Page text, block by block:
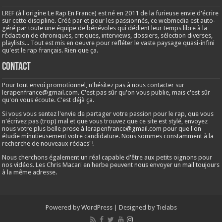
LREF (à l'origine Le Rap En France) est né en 2011 de la furieuse envie d'écrire
sur cette discipline. Créé par et pour les passionnés, ce webmedia est auto-
géré par toute une équipe de bénévoles qui dédient leur temps libre à la
rédaction de chroniques, critiques, interviews, dossiers, sélection diverses,
playlists... Tout est mis en oeuvre pour refléter le vaste paysage quasi-infini
qu'est le rap français. Rien que ça.
Contact
Pour tout envoi promotionnel, n'hésitez pas à nous contacter sur
lerapenfrance@gmail.com. C'est pas sûr qu'on vous publie, mais c'est sûr
qu'on vous écoute. C'est déjà ça.
Si vous vous sentez l'envie de partager votre passion pour le rap, que vous
n'écrivez pas (trop) mal et que vous trouvez que ce site est stylé, envoyez
nous votre plus belle prose à lerapenfrance@gmail.com pour que l'on
étudie minutieusement votre candidature. Nous sommes constamment à la
recherche de nouveaux rédacs' !
Nous cherchons également un réal capable d'être aux petits oignons pour
nos vidéos. Les Chris Macari en herbe peuvent nous envoyer un mail toujours
à la même adresse.
Powered by WordPress| Designed by Tielabs